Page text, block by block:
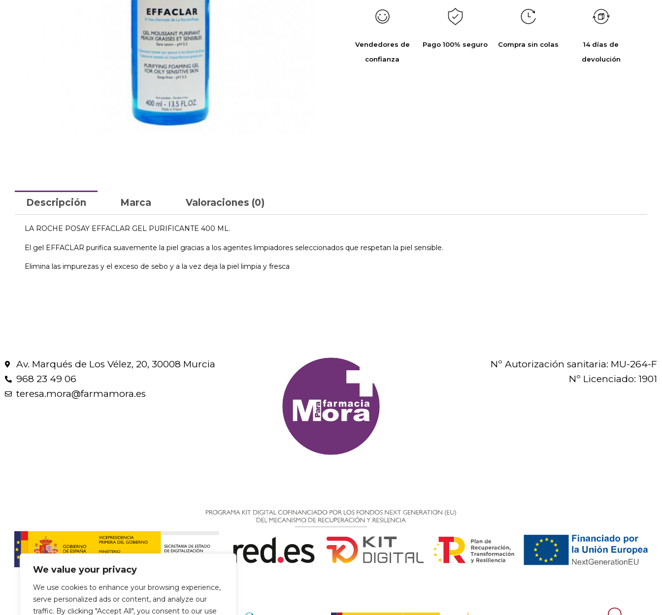
We value your privacy
We use cookies to enhance your browsing experience,
serve personalized ads or content, and analyze our
traffic. By clicking "Accept All", you consent to our use
Vendedores de
confianza
Pago 100% seguro Compra sin colas
14 días de
devolución
Descripción Marca Valoraciones (0)
LA ROCHE POSAY EFFACLAR GEL PURIFICANTE 400 ML.
El gel EFFACLAR purifica suavemente la piel gracias a los agentes limpiadores seleccionados que respetan la piel sensible.
Elimina las impurezas y el exceso de sebo y a la vez deja la piel limpia y fresca
Av. Marqués de Los Vélez, 20, 30008 Murcia
968 23 49 06
teresa.mora@farmamora.es
Nº Autorización sanitaria: MU-264-F
Nº Licenciado: 1901